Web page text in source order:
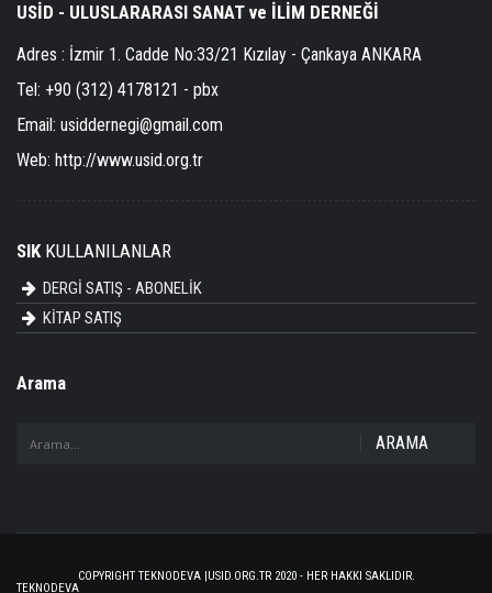
USİD - ULUSLARARASI SANAT ve İLİM DERNEĞİ
Adres : İzmir 1. Cadde No:33/21 Kızılay - Çankaya ANKARA
Tel: +90 (312) 4178121 - pbx
Email: usiddernegi@gmail.com
Web: http://www.usid.org.tr
SIKKULLANILANLAR
DERGİ SATIŞ - ABONELİK
KİTAP SATIŞ
Arama
ARAMA
COPYRIGHT TEKNODEVA |USID.ORG.TR 2020 - HER HAKKI SAKLIDIR.
TEKNODEVA